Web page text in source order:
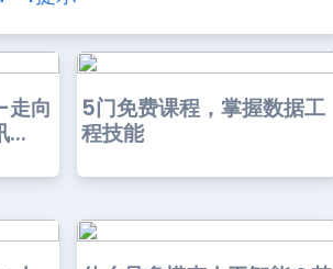
向
...
5门免费课程，掌握数据工
程技能